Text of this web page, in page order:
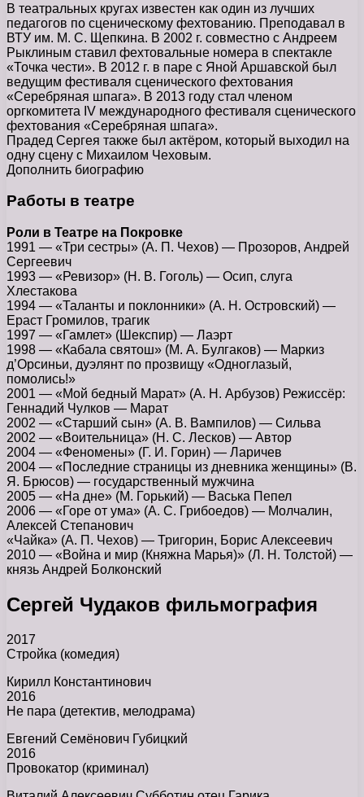
В театральных кругах известен как один из лучших
педагогов по сценическому фехтованию. Преподавал в
ВТУ им. М. С. Щепкина. В 2002 г. совместно с Андреем
Рыклиным ставил фехтовальные номера в спектакле
«Точка чести». В 2012 г. в паре с Яной Аршавской был
ведущим фестиваля сценического фехтования
«Серебряная шпага». В 2013 году стал членом
оргкомитета IV международного фестиваля сценического
фехтования «Серебряная шпага».
Прадед Сергея также был актёром, который выходил на
одну сцену с Михаилом Чеховым.
Дополнить биографию
Работы в театре
Роли в Театре на Покровке
1991 — «Три сестры» (А. П. Чехов) — Прозоров, Андрей
Сергеевич
1993 — «Ревизор» (Н. В. Гоголь) — Осип, слуга
Хлестакова
1994 — «Таланты и поклонники» (А. Н. Островский) —
Ераст Громилов, трагик
1997 — «Гамлет» (Шекспир) — Лаэрт
1998 — «Кабала святош» (М. А. Булгаков) — Маркиз
д’Орсиньи, дуэлянт по прозвищу «Одноглазый,
помолись!»
2001 — «Мой бедный Марат» (А. Н. Арбузов) Режиссёр:
Геннадий Чулков — Марат
2002 — «Старший сын» (А. В. Вампилов) — Сильва
2002 — «Воительница» (Н. С. Лесков) — Автор
2004 — «Феномены» (Г. И. Горин) — Ларичев
2004 — «Последние страницы из дневника женщины» (В.
Я. Брюсов) — государственный мужчина
2005 — «На дне» (М. Горький) — Васька Пепел
2006 — «Горе от ума» (А. С. Грибоедов) — Молчалин,
Алексей Степанович
«Чайка» (А. П. Чехов) — Тригорин, Борис Алексеевич
2010 — «Война и мир (Княжна Марья)» (Л. Н. Толстой) —
князь Андрей Болконский
Сергей Чудаков фильмография
2017
Стройка (комедия)
Кирилл Константинович
2016
Не пара (детектив, мелодрама)
Евгений Семёнович Губицкий
2016
Провокатор (криминал)